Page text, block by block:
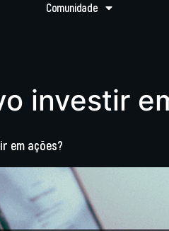
Comunidade
investir
em ações?